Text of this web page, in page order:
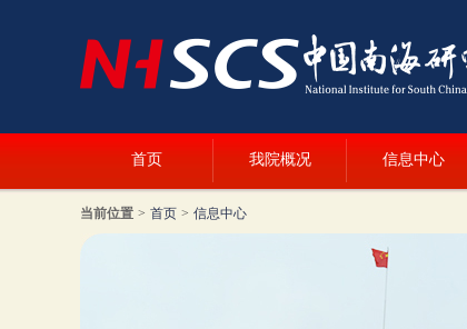
首页 我院概况 信息中心
当前位置 > 首页 > 信息中心